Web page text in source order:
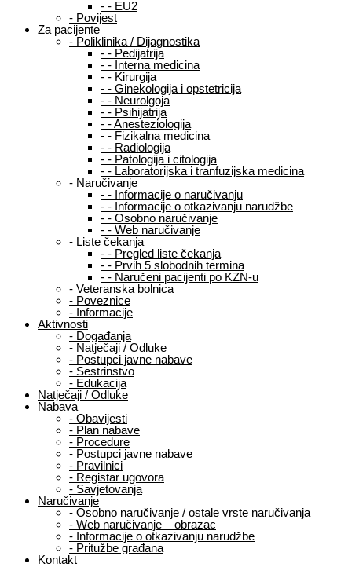
- - EU2
- Povijest
Za pacijente
- Poliklinika / Dijagnostika
- - Pedijatrija
- - Interna medicina
- - Kirurgija
- - Ginekologija i opstetricija
- - Neurolgoja
- - Psihijatrija
- -Anesteziologija
- - Fizikalna medicina
- - Radiologija
- - Patologija i citologija
- - Laboratorijska i tranfuzijska medicina
- Naručivanje
- - Informacije o naručivanju
- - Informacije o otkazivanju narudžbe
- - Osobno naručivanje
- - Web naručivanje
- Liste čekanja
- - Pregled liste čekanja
- - Prvih 5 slobodnih termina
- - Naručeni pacijenti po KZN-u
- Veteranska bolnica
- Poveznice
- Informacije
Aktivnosti
- Događanja
- Natječaji / Odluke
- Postupci javne nabave
- Sestrinstvo
- Edukacija
Natječaji / Odluke
Nabava
- Obavijesti
- Plan nabave
- Procedure
- Postupci javne nabave
- Pravilnici
- Registar ugovora
- Savjetovanja
Naručivanje
- Osobno naručivanje / ostale vrste naručivanja
- Web naručivanje – obrazac
- Informacije o otkazivanju narudžbe
- Pritužbe građana
Kontakt